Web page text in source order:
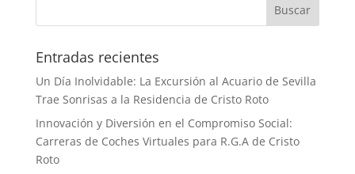
Buscar
Entradas recientes
Un Día Inolvidable: La Excursión al Acuario de Sevilla
Trae Sonrisas a la Residencia de Cristo Roto
Innovación y Diversión en el Compromiso Social:
Carreras de Coches Virtuales para R.G.A de Cristo
Roto